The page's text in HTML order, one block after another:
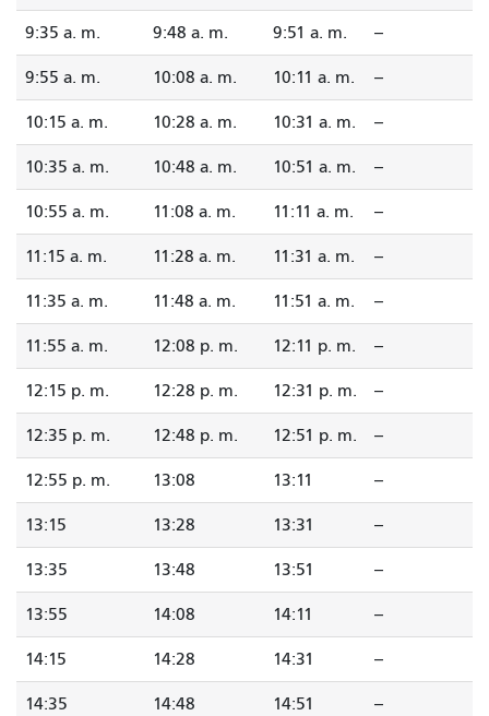
9:35 a. m. 9:48 a. m. 9:51 a. m. --
9:55 a. m. 10:08 a. m. 10:11 a. m. --
10:15 a. m. 10:28 a. m. 10:31 a. m. --
10:35 a. m. 10:48 a. m. 10:51 a. m. --
10:55 a. m. 11:08 a. m. 11:11 a. m. --
11:15 a. m. 11:28 a. m. 11:31 a. m. --
11:35 a. m. 11:48 a. m. 11:51 a. m. --
11:55 a. m. 12:08 p. m. 12:11 p. m. --
12:15 p. m. 12:28 p. m. 12:31 p. m. --
12:35 p. m. 12:48 p. m. 12:51 p. m. --
12:55 p. m. 13:08 13:11 --
13:15 13:28 13:31 --
13:35 13:48 13:51 --
13:55 14:08 14:11 --
14:15 14:28 14:31 --
14:35 14:48 14:51 --